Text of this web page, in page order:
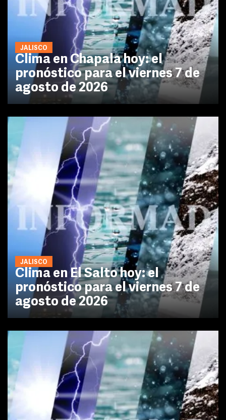
JALISCO
Clima en Chapala hoy: el
pronóstico para el viernes 7 de
agosto de 2026
JALISCO
Clima en El Salto hoy: el
pronóstico para el viernes 7 de
agosto de 2026